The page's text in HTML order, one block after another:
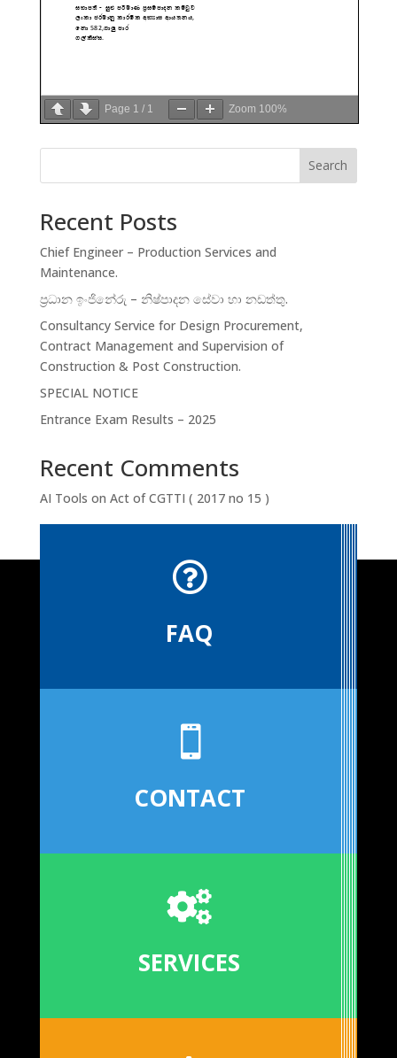
Page 1 / 1 Zoom 100%
Search
Recent Posts
Chief Engineer – Production Services and
Maintenance.
ප්‍රධාන ඉංජිනේරු – නිෂ්පාදන සේවා හා නඩත්තු.
Consultancy Service for Design Procurement,
Contract Management and Supervision of
Construction & Post Construction.
SPECIAL NOTICE
Entrance Exam Results – 2025
Recent Comments
AI Tools on Act of CGTTI ( 2017 no 15 )

FAQ

CONTACT

SERVICES